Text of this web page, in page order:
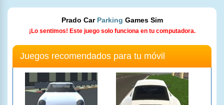
Prado Car Parking Games Sim
¡Lo sentimos! Este juego solo funciona en tu computadora.
Juegos recomendados para tu móvil